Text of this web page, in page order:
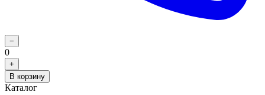
−
0
+
В корзину
Каталог